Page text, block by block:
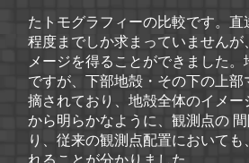
たトモグラフィーの比較です。
程度までしか求まっていません
メージを得ることができました
ですが、下部地殻・その下の上
摘されており、地殻全体のイメ
から明らかなように、観測点の
り、従来の観測点配置において
れることが分かりました。